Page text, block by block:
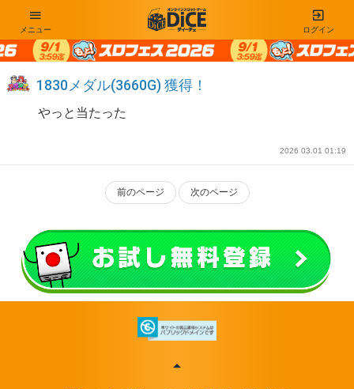
ログイン
メニュー
1830メダル(3660G) 獲得！
やっと当たった
2026 03.01 01:19
前のページ 次のページ